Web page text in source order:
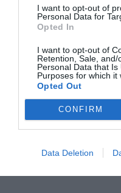
I want to opt-out of
Personal Data for
Opted In
I want to opt-out of
Retention, Sale,
Personal Data that
Purposes for which it
Opted Out
CONFIRM
Data Deletion
Δευτέρα
+ 34°
26°
+36°+24°
Τετάρτη
+ 36°